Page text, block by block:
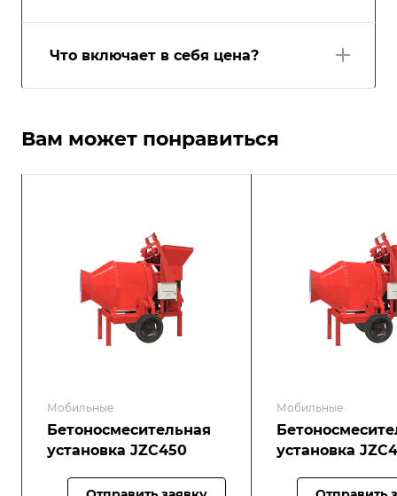
Что включает в себя цена?
Вам может понравиться
Мобильные
Бетоносмесительная
установка JZC450
Мобильные
установка